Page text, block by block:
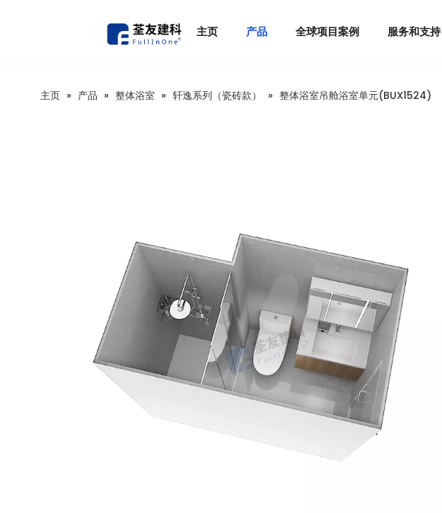
主页 产品 全球项目案例 服务和支持
主页 » 产品 » 整体浴室 » 轩逸系列（瓷砖款） » 整体浴室吊舱浴室单元(BUX1524)